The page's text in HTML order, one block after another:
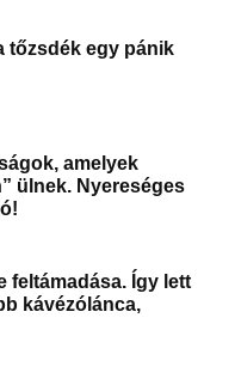
tőzsdék egy pánik
amelyek
ülnek. Nyereséges
feltámadása. Így lett
kávézólánca,